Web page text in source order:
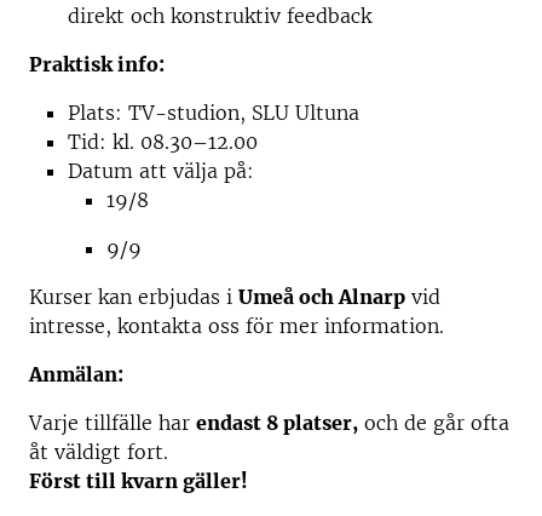
direkt och konstruktiv feedback
Praktisk info:
Plats: TV-studion, SLU Ultuna
Tid: kl. 08.30–12.00
Datum att välja på:
19/8
9/9
Kurser kan erbjudas i Umeå och Alnarp vid
intresse, kontakta oss för mer information.
Anmälan:
Varje tillfälle har endast 8 platser, och de går ofta
åt väldigt fort.
Först till kvarn gäller!